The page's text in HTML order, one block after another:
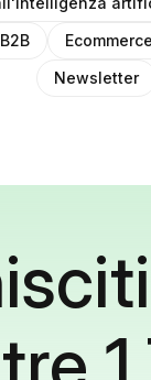
B2B Ecommerce
Newsletter